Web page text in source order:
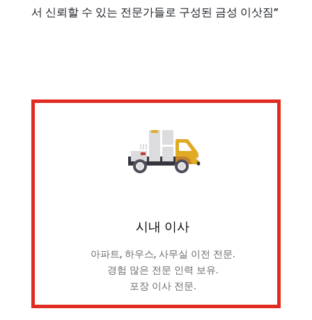
서 신뢰할 수 있는 전문가들로 구성된 금성 이삿짐”
시내 이사
아파트, 하우스, 사무실 이전 전문.
경험 많은 전문 인력 보유.
포장 이사 전문.